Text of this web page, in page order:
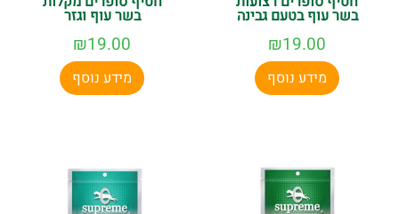
בשר עוף בטעם גבינה
₪19.00
מידע נוסף
בשר עוף וגזר
₪19.00
מידע נוסף